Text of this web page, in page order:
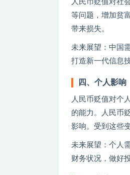
人民币贬值对社
等问题，增加贫
带来损失。
未来展望：中国
打造新一代信息
四、个人影响
人民币贬值对个
的能力。人民币
影响。受到这些
未来展望：个人
财务状况，做好